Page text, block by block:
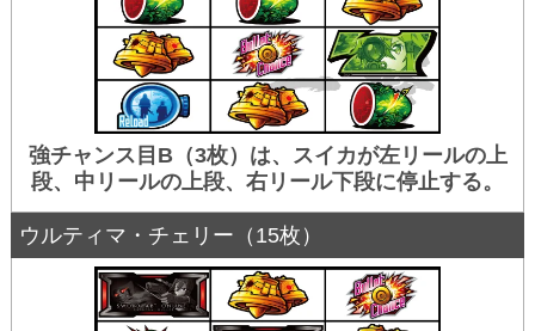
強チャンス目B（3枚）は、スイカが左リールの上
段、中リールの上段、右リール下段に停止する。
ウルティマ・チェリー（15枚）